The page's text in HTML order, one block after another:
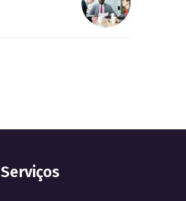
Serviços